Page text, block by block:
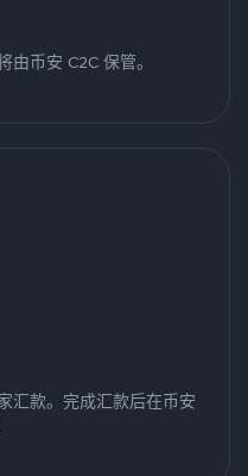
币安 C2C 保管。
汇款。完成汇款后在币安